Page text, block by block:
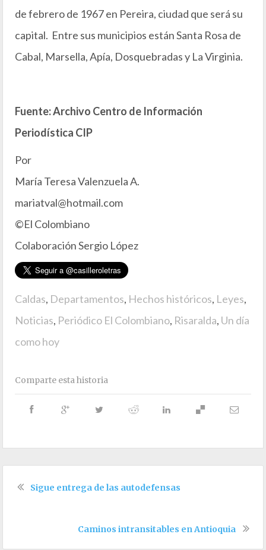
de febrero de 1967 en Pereira, ciudad que será su
capital. Entre sus municipios están Santa Rosa de
Cabal, Marsella, Apía, Dosquebradas y La Virginia.
Fuente: Archivo Centro de Información
Periodística CIP
Por
María Teresa Valenzuela A.
mariatval@hotmail.com
©El Colombiano
Colaboración Sergio López
Caldas, Departamentos, Hechos históricos, Leyes,
Noticias, Periódico El Colombiano, Risaralda, Un día
como hoy
Comparte esta historia
Sigue entrega de las autodefensas
Caminos intransitables en Antioquia